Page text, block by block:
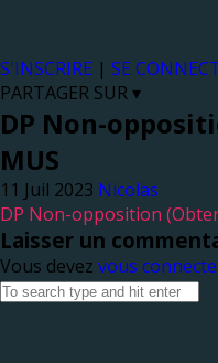
S'INSCRIRE | SE
PARTAGER SUR ▾
DP Non-
MUS
Nicolas
DP Non-opposition
Laisser un
Vous devez vous